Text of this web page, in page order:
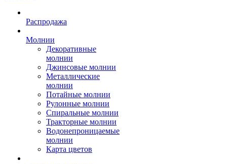
Распродажа
Молнии
Декоративные
молнии
Джинсовые молнии
Металлические
молнии
Потайные молнии
Рулонные молнии
Спиральные молнии
Тракторные молнии
Водонепроницаемые
молнии
Карта цветов